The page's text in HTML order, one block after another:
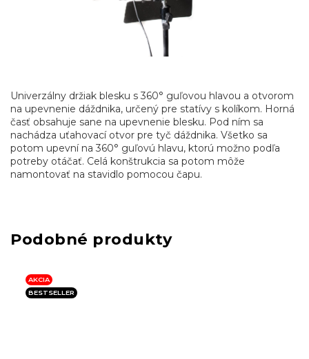
Univerzálny držiak blesku s 360° guľovou hlavou a otvorom
na upevnenie dáždnika, určený pre statívy s kolíkom. Horná
časť obsahuje sane na upevnenie blesku. Pod ním sa
nachádza uťahovací otvor pre tyč dáždnika. Všetko sa
potom upevní na 360° guľovú hlavu, ktorú možno podľa
potreby otáčať. Celá konštrukcia sa potom môže
namontovať na stavidlo pomocou čapu.
AKCIA
BESTSELLER